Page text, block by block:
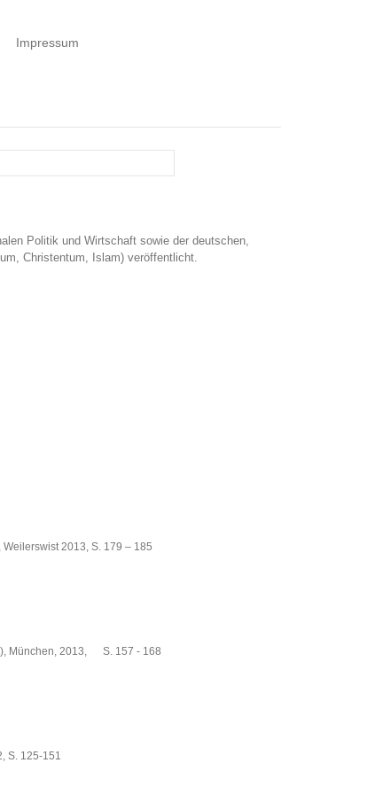
Impressum
Politik und Wirtschaft sowie der deutschen,
Christentum, Islam) veröffentlicht.
2013, S. 179 – 185
), München, 2013, S. 157 - 168
S. 125-151